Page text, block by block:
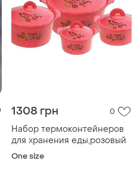
1308 грн 0
Набор термоконтейнеров
для хранения еды,розовый
One size